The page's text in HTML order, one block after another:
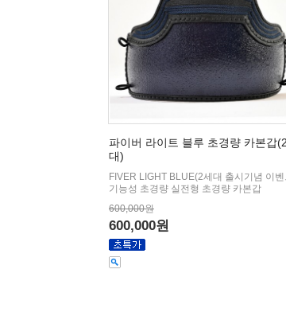
파이버 라이트 블루 초경량 카본갑
대)
FIVER LIGHT BLUE(2세대 출시기념 이
기능성 초경량 실전형 초경량 카본갑
600,000원
600,000원